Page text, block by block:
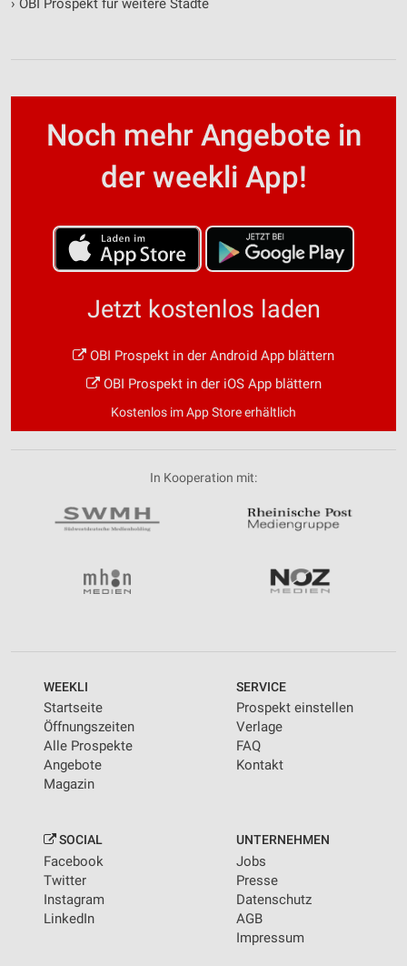
› OBI Prospekt für weitere Städte
Noch mehr Angebote in
der weekli App!
Jetzt kostenlos laden
OBI Prospekt in der Android App blättern
OBI Prospekt in der iOS App blättern
Kostenlos im App Store erhältlich
In Kooperation mit:
WEEKLI
Startseite
Öffnungszeiten
Alle Prospekte
Angebote
Magazin
SERVICE
Prospekt einstellen
Verlage
FAQ
Kontakt
SOCIAL
Facebook
Twitter
Instagram
LinkedIn
UNTERNEHMEN
Jobs
Presse
Datenschutz
AGB
Impressum